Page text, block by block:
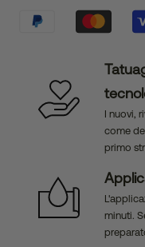
I nuovi,
come
primo
minuti.